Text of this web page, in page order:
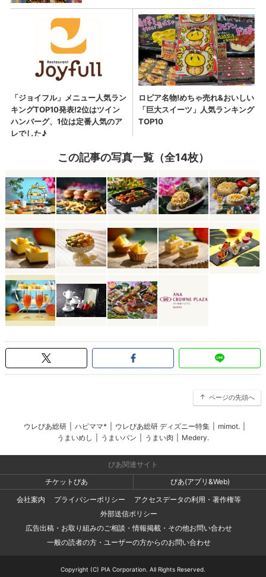
この記事の写真一覧（全14枚）
ページの先頭へ
ウレぴあ総研 ハピママ* ウレぴあ総研 ディズニー特集 mimot.
うまいめし
うまいパン うまい肉 Medery.
ぴあ関連サイト
チケットぴあ
ぴあ(アプリ&Web)
会社案内
プライバシーポリシー
アクセスデータの利用・著作権等
外部送信ポリシー
広告出稿・お取り組みのご相談・情報掲載・その他お問い合わせ
一般の読者の方・ユーザーの方からのお問い合わせ
Copyright (C) PIA Corporation. All Rights Reserved.